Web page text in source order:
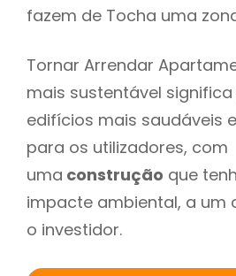
fazem de Tocha uma
Tornar Arrendar
mais sustentável
edifícios mais saudáveis
para os utilizadores, com
uma construção que
impacte ambiental, a um
o investidor.